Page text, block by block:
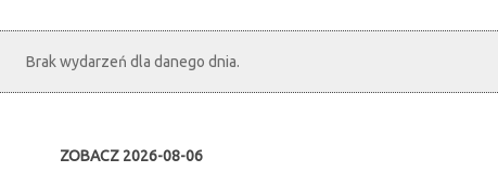
Brak wydarzeń dla danego dnia.
ZOBACZ 2026-08-06